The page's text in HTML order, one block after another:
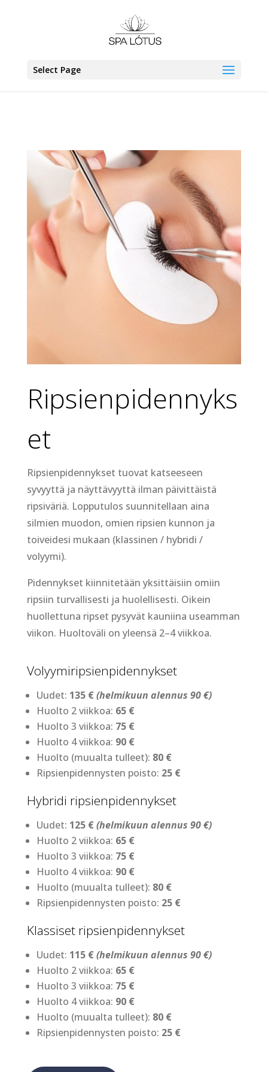
Select Page
Ripsienpidennyks
et
Ripsienpidennykset tuovat katseeseen
syvyyttä ja näyttävyyttä ilman päivittäistä
ripsiväriä. Lopputulos suunnitellaan aina
silmien muodon, omien ripsien kunnon ja
toiveidesi mukaan (klassinen / hybridi /
volyymi).
Pidennykset kiinnitetään yksittäisiin omiin
ripsiin turvallisesti ja huolellisesti. Oikein
huollettuna ripset pysyvät kauniina useamman
viikon. Huoltoväli on yleensä 2–4 viikkoa.
Volyymiripsienpidennykset
Uudet: 135 €(helmikuun alennus 90 €)
Huolto 2 viikkoa: 65 €
Huolto 3 viikkoa: 75 €
Huolto 4 viikkoa: 90 €
Huolto (muualta tulleet): 80 €
Ripsienpidennysten poisto: 25 €
Hybridi ripsienpidennykset
Uudet: 125 €(helmikuun alennus 90 €)
Huolto 2 viikkoa: 65 €
Huolto 3 viikkoa: 75 €
Huolto 4 viikkoa: 90 €
Huolto (muualta tulleet): 80 €
Ripsienpidennysten poisto: 25 €
Klassiset ripsienpidennykset
Uudet: 115 €(helmikuun alennus 90 €)
Huolto 2 viikkoa: 65 €
Huolto 3 viikkoa: 75 €
Huolto 4 viikkoa: 90 €
Huolto (muualta tulleet): 80 €
Ripsienpidennysten poisto: 25 €